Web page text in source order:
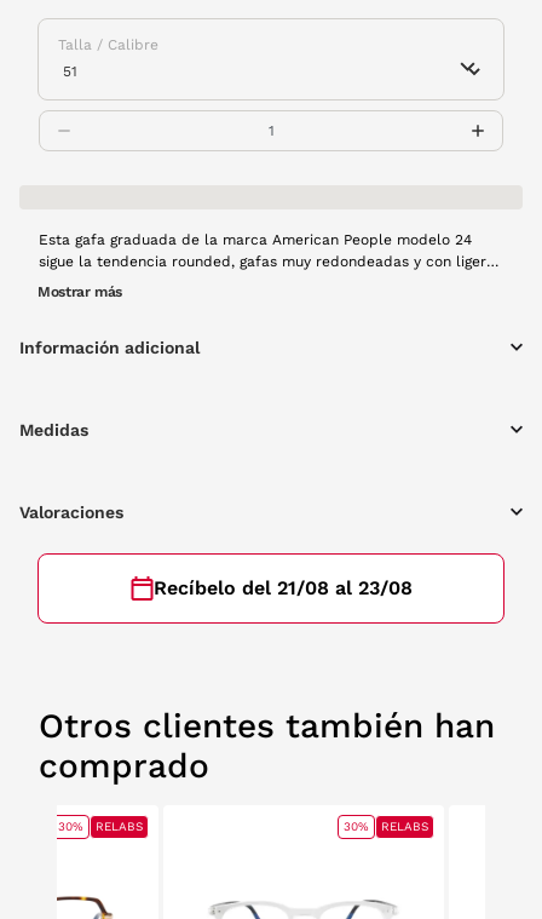
Talla / Calibre
Esta gafa graduada de la marca American People modelo 24
sigue la tendencia rounded, gafas muy redondeadas y con ligero
estilo retro. Es de pasta en color negro, un básico para cualquier
Mostrar más
Información adicional
Medidas
Valoraciones
Recíbelo del 21/08 al 23/08
Otros clientes también han
comprado
30% RELABS 30% RELABS